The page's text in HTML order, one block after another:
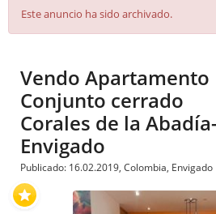
Este anuncio ha sido archivado.
Vendo Apartamento
Conjunto cerrado
Corales de la Abadía-
Envigado
Publicado: 16.02.2019, Colombia, Envigado